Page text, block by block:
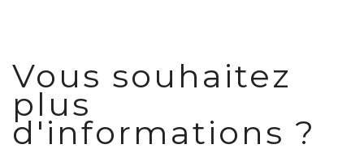
Vous souhaitez
plus
d'informations ?